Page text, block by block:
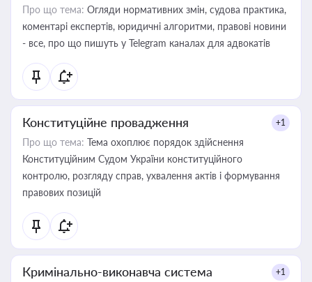
Про що тема: Огляди нормативних змін, судова практика,
коментарі експертів, юридичні алгоритми, правові новини
- все, про що пишуть у Telegram каналах для адвокатів
Конституційне провадження +1
Про що тема: Тема охоплює порядок здійснення
Конституційним Судом України конституційного
контролю, розгляду справ, ухвалення актів і формування
правових позицій
Кримінально-виконавча система +1